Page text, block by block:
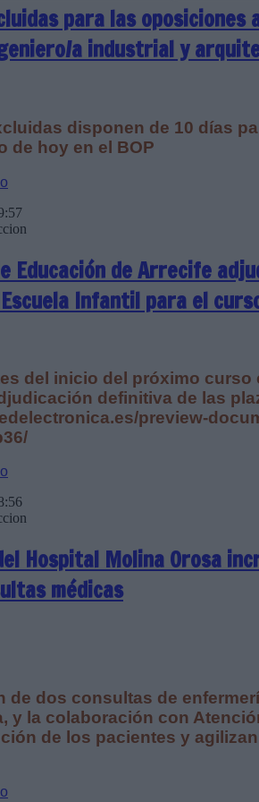
para las oposiciones
a industrial y
disponen de 10 días
de hoy en el BOP
Educación de Arrecife
Infantil para el
del inicio del próximo curso
definitiva de las
preview-
Hospital Molina Orosa
médicas
de dos consultas de
y la colaboración con
de los pacientes y